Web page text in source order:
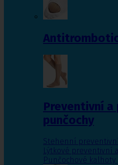
Preventivní a
punčochy
Stehenní
Lýtkové preventivní
Punčochové